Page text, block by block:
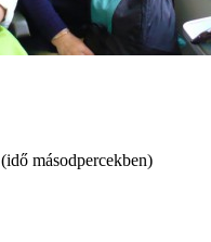
(idő másodpercekben)